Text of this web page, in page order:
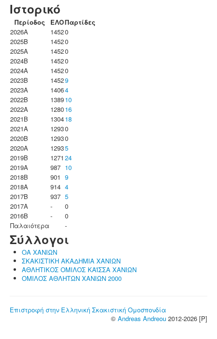
Ιστορικό
Περίοδος ΕΛΟΠαρτίδες
2026A
14520
2025B
14520
2025A
14520
2024B
14520
2024A
14520
2023B
14529
2023Α
14064
2022B
138910
2022A
128016
2021B
130418
2021A
12930
2020B
12930
2020A
12935
2019B
1271 24
2019A
987 10
2018B
901 9
2018A
914 4
2017B
937 5
2017A
-
0
2016B
-
0
Παλαιότερα
-
Σύλλογοι
ΟΑ ΧΑΝΙΩΝ
ΣΚΑΚΙΣΤΙΚΗ ΑΚΑΔΗΜΙΑ ΧΑΝΙΩΝ
ΑΘΛΗΤΙΚΟΣ ΟΜΙΛΟΣ ΚΑΪΣΣΑ ΧΑΝΙΩΝ
ΟΜΙΛΟΣ ΑΘΛΗΤΩΝ ΧΑΝΙΩΝ 2000
Επιστροφή στην Ελληνική Σκακιστική Ομοσπονδία
© Andreas Andreou 2012-2026 [P]